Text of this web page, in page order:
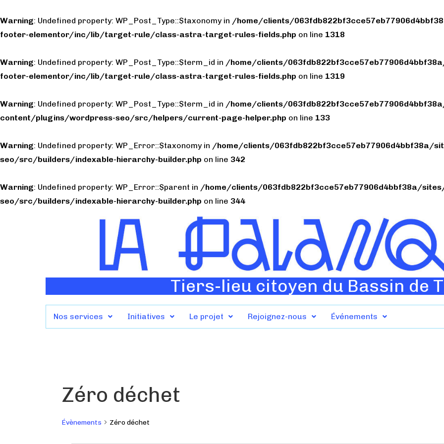
Warning: Undefined property: WP_Post_Type::$taxonomy in /home/clients/
footer-elementor/inc/lib/target-rule/class-astra-target-rules-fields.php on line 1318
Warning: Undefined property: WP_Post_Type::$term_id in /home/clients/
footer-elementor/inc/lib/target-rule/class-astra-target-rules-fields.php on line 1319
Warning: Undefined property: WP_Post_Type::$term_id in /home/clients/
content/plugins/wordpress-seo/src/helpers/current-page-helper.php on line 133
Warning: Undefined property: WP_Error::$taxonomy in /home/clients/063fdb822bf3cce57eb77906d4bbf38a/
seo/src/builders/indexable-hierarchy-builder.php on line 342
Warning: Undefined property: WP_Error::$parent in /home/clients/063fdb822bf3cce57eb77906d4bbf38a/
seo/src/builders/indexable-hierarchy-builder.php on line 344
Tiers-lieu citoyen du Bassin de
Nos services Initiatives Le projet Rejoignez-nous Événements
Zéro déchet
Évènements Zéro déchet